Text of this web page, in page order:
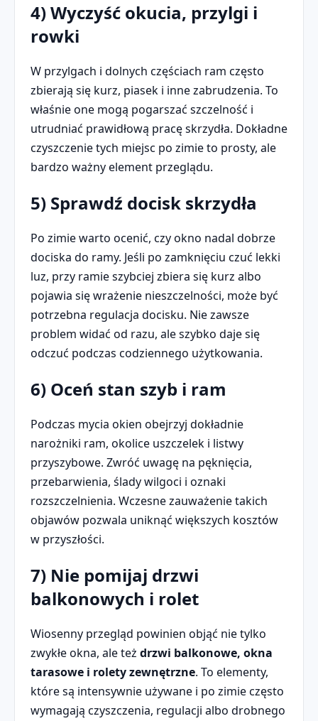
4) Wyczyść okucia, przylgi i
rowki
W przylgach i dolnych częściach ram często
zbierają się kurz, piasek i inne zabrudzenia. To
właśnie one mogą pogarszać szczelność i
utrudniać prawidłową pracę skrzydła. Dokładne
czyszczenie tych miejsc po zimie to prosty, ale
bardzo ważny element przeglądu.
5) Sprawdź docisk skrzydła
Po zimie warto ocenić, czy okno nadal dobrze
dociska do ramy. Jeśli po zamknięciu czuć lekki
luz, przy ramie szybciej zbiera się kurz albo
pojawia się wrażenie nieszczelności, może być
potrzebna regulacja docisku. Nie zawsze
problem widać od razu, ale szybko daje się
odczuć podczas codziennego użytkowania.
6) Oceń stan szyb i ram
Podczas mycia okien obejrzyj dokładnie
narożniki ram, okolice uszczelek i listwy
przyszybowe. Zwróć uwagę na pęknięcia,
przebarwienia, ślady wilgoci i oznaki
rozszczelnienia. Wczesne zauważenie takich
objawów pozwala uniknąć większych kosztów
w przyszłości.
7) Nie pomijaj drzwi
balkonowych i rolet
Wiosenny przegląd powinien objąć nie tylko
zwykłe okna, ale też drzwi balkonowe, okna
tarasowe i rolety zewnętrzne. To elementy,
które są intensywnie używane i po zimie często
wymagają czyszczenia, regulacji albo drobnego